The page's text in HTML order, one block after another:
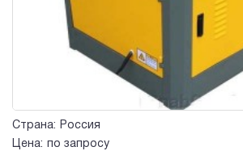
Страна:
Россия
Цена:
по запросу